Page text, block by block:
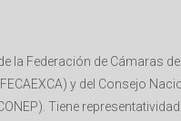
la Federación de Cámaras
y del Consejo
Tiene